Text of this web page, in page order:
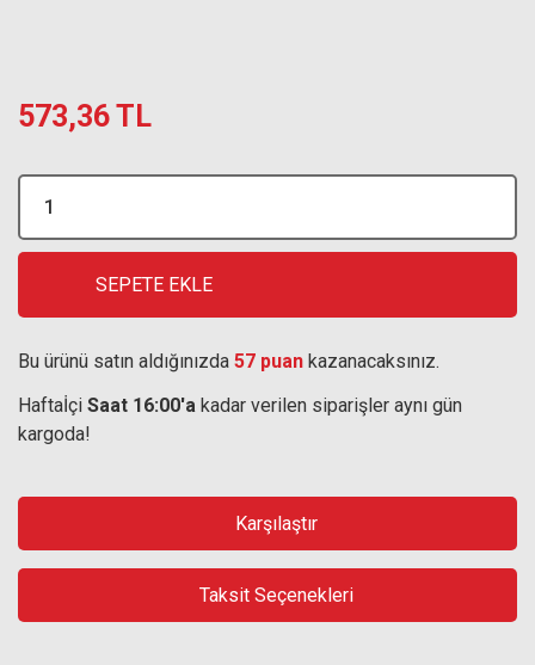
573,36 TL
SEPETE EKLE
Bu ürünü satın aldığınızda 57 puan kazanacaksınız.
Haftaİçi Saat 16:00'a kadar verilen siparişler aynı gün
kargoda!
Karşılaştır
Taksit Seçenekleri